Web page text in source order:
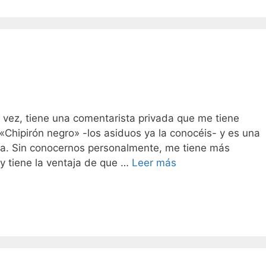
tiene una comentarista privada que me tiene
negro» -los asiduos ya la conocéis- y es una
Sin conocernos personalmente, me tiene más
tiene la ventaja de que … Leer más